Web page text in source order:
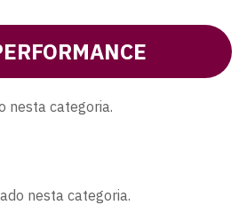
nesta categoria.
nesta categoria.